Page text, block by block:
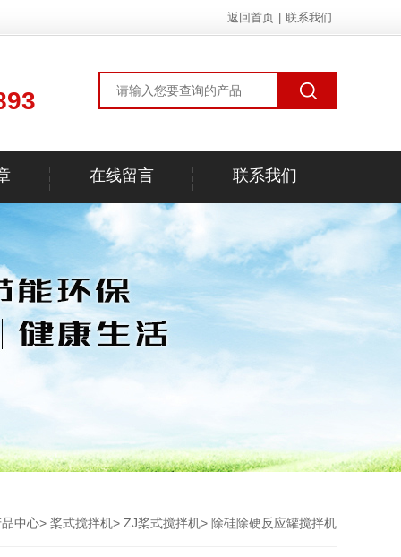
返回首页 联系我们
在线留言 联系我们
中心> 桨式搅拌机> ZJ桨式搅拌机> 除硅除硬反应罐搅拌机